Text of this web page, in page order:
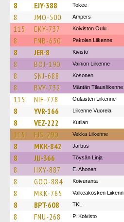
8 EJY-388 Tokee
8 JMO-500 Ampers
115 EKY-737 Koiviston Oulu
8 FNB-650 Pekolan Liikenne
8 JER-8 Kivistö
8 BOJ-190 Vainion Liikenne
8 SNJ-688 Kosonen
8 BVY-732 Mäntän Tilausliikenne
115 NIF-778 Oulaisten Liikenne
8 YVR-166 Liikenne Vuorela
8 VEZ-222 Kutilan
115 FJS-290 Vekka Liikenne
8 MKK-842 Jarbus
8 JIJ-366 Töysän Linja
8 HXY-887 E. Ahonen
8 GOO-884 Koivuranta
8 MKK-765 Valkeakosken Liikenn
8 BPT-608 TKL
8 FNU-268 P. Koivisto